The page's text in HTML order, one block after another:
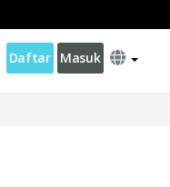
Daftar Masuk